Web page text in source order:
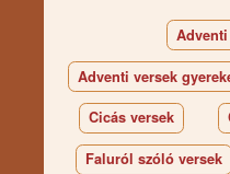
Adventi versek
Cicás versek
Faluról szóló versek